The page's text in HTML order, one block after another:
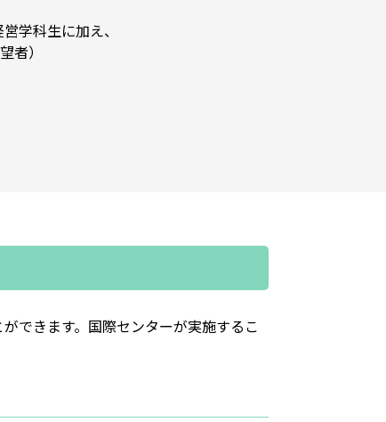
学科生に加え、
者）
できます。国際センターが実施するこ